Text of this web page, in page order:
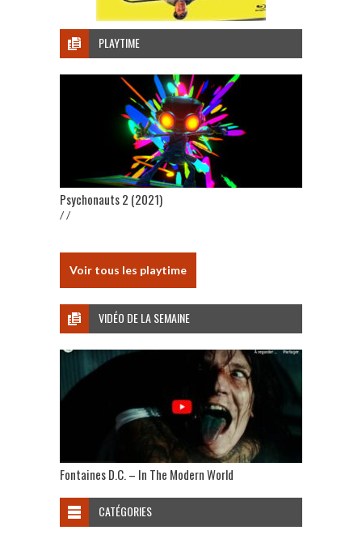
PLAYTIME
Psychonauts 2 (2021)
/ /
Voir tous les playtime
VIDÉO DE LA SEMAINE
Fontaines D.C. – In The Modern World
CATÉGORIES